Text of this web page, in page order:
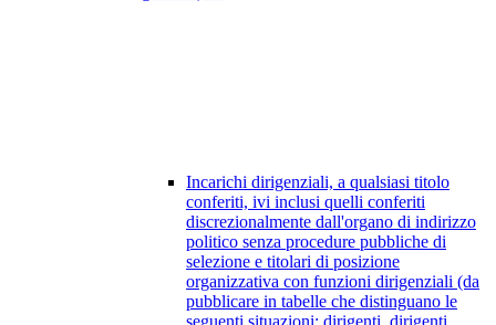
Incarichi dirigenziali, a qualsiasi titolo
conferiti, ivi inclusi quelli conferiti
discrezionalmente dall'organo di indirizzo
politico senza procedure pubbliche di
selezione e titolari di posizione
organizzativa con funzioni dirigenziali (da
pubblicare in tabelle che distinguano le